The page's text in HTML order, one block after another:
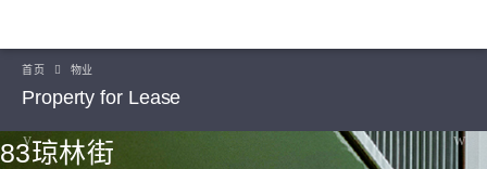
首页 物业
Property for Lease
83琼林街